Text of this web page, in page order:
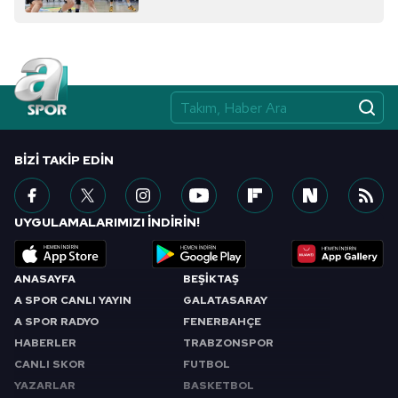
ANASAYFA
A SPOR CANLI YAYIN
A SPOR RADYO
HABERLER
CANLI SKOR
YAZARLAR
BEŞİKTAŞ
GALATASARAY
FENERBAHÇE
TRABZONSPOR
FUTBOL
BASKETBOL
BIZI TAKIP EDIN
UYGULAMALARIMIZI İNDİRİN!